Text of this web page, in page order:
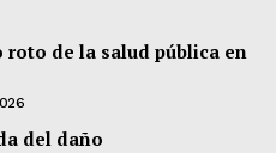
roto de la salud pública en
del daño